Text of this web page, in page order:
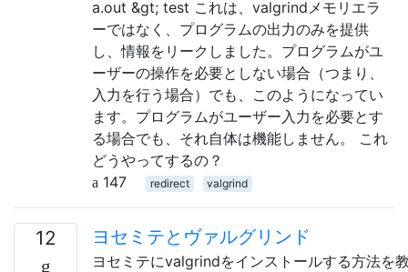
a.out &gt; test これは、valgrindメモリエラ
ーではなく、プログラムの出力のみを提供
し、情報をリークしました。プログラムがユ
ーザーの操作を必要としない場合（つまり、
入力を行う場合）でも、このようになってい
ます。プログラムがユーザー入力を必要とす
る場合でも、それ自体は機能しません。 これ
どうやってするの？
147
redirect valgrind
12 ヨセミテとヴァルグリンド
ヨセミテにvalgrindをインストールする方法を